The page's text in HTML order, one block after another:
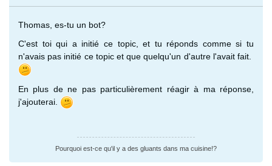
Thomas, es-tu un bot?
C'est toi qui a initié ce topic, et tu réponds comme si tu
n'avais pas initié ce topic et que quelqu'un d'autre l'avait fait.
En plus de ne pas particulièrement réagir à ma réponse,
j'ajouterai.
Pourquoi est-ce qu'il y a des gluants dans ma cuisine!?